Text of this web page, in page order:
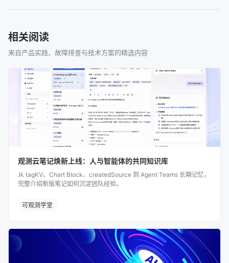
相关阅读
来自产品实践、故障排查与技术方案的精选内容
观测云笔记焕新上线：人与智能体的共同知识库
从 tagKV、Chart Block、createdSource 到 Agent Teams 长期记忆，
完整介绍新版笔记如何沉淀团队经验。
可观测学堂